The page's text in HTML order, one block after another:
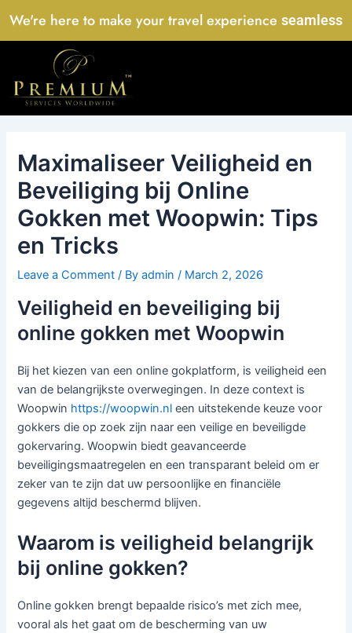
We're here to make your travel experience seamless
Maximaliseer Veiligheid en
Beveiliging bij Online
Gokken met Woopwin: Tips
en Tricks
Leave a Comment / Byadmin/ March 2, 2026
Veiligheid en beveiliging bij
online gokken met Woopwin
Bij het kiezen van een online gokplatform, is veiligheid een
van de belangrijkste overwegingen. In deze context is
Woopwin https://woopwin.nl een uitstekende keuze voor
gokkers die op zoek zijn naar een veilige en beveiligde
gokervaring. Woopwin biedt geavanceerde
beveiligingsmaatregelen en een transparant beleid om er
zeker van te zijn dat uw persoonlijke en financiële
gegevens altijd beschermd blijven.
Waarom is veiligheid belangrijk
bij online gokken?
Online gokken brengt bepaalde risico’s met zich mee,
vooral als het gaat om de bescherming van uw